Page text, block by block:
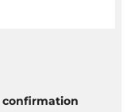
confirmation